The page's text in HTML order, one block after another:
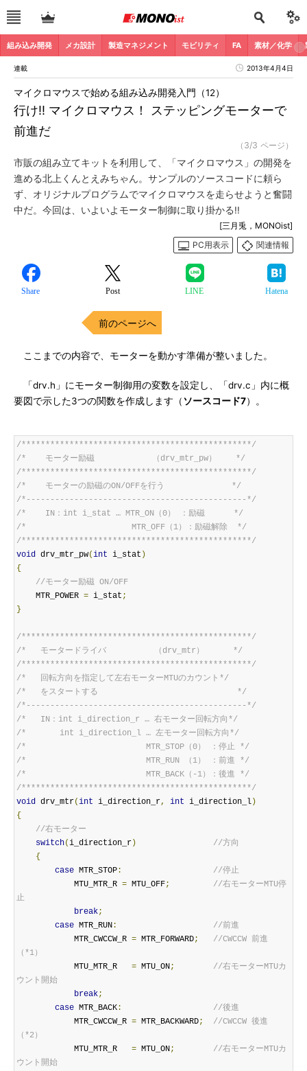
組み込み開発 メカ設計 製造マネジメント モビリティ FA 素材／化学
連載 2013年4月4日
行け!! マイクロマウス！ ステッピングモーターで
前進だ
マイクロマウスで始める組み込み開発入門（12）
（3/3 ページ）
市販の組み立てキットを利用して、「マイクロマウス」の開発を
進める北上くんとえみちゃん。サンプルのソースコードに頼ら
ず、オリジナルプログラムでマイクロマウスを走らせようと奮闘
中だ。今回は、いよいよモーター制御に取り掛かる!!
[三月兎，MONOist]
PC用表示
関連情報
Share Post LINE Hatena
前のページへ
ここまでの内容で、モーターを動かす準備が整いました。
「drv.h」にモーター制御用の変数を設定し、「drv.c」内に概
要図で示した3つの関数を作成します（ソースコード7）。
/************************************************/
/*    モーター励磁            （drv_mtr_pw）    */
/************************************************/
/*    モーターの励磁のON/OFFを行う              */
/*----------------------------------------------*/
/*    IN：int i_stat … MTR_ON（0） ：励磁      */
/*                      MTR_OFF（1）：励磁解除  */
/************************************************/
void drv_mtr_pw(int i_stat )
{
//モーター励磁 ON/OFF
    MTR_POWER
= i_stat ;
}
/************************************************/
/*   モータードライバ          （drv_mtr）      */
/************************************************/
/*   回転方向を指定して左右モーターMTUのカウント*/
/*   をスタートする                             */
/*----------------------------------------------*/
/*   IN：int i_direction_r … 右モーター回転方向*/
/*       int i_direction_l … 左モーター回転方向*/
/*                         MTR_STOP（0） ：停止 */
/*                         MTR_RUN （1） ：前進 */
/*                         MTR_BACK（-1）：後進 */
/************************************************/
void drv_mtr(int i_direction_r, int i_direction_l )
{
//右モーター
switch(i_direction_r )
//方向
{
case MTR_STOP:
//停止
            MTU_MTR_R
= MTU_OFF;
//右モーターMTU停
止
break;
case MTR_RUN:
//前進
            MTR_CWCCW_R
= MTR_FORWARD;
//CWCCW 前進
（*1）
            MTU_MTR_R
= MTU_ON;
//右モーターMTUカ
ウント開始
break;
case MTR_BACK:
//後進
            MTR_CWCCW_R
= MTR_BACKWARD;
//CWCCW 後進
（*2）
            MTU_MTR_R
= MTU_ON;
//右モーターMTUカ
ウント開始